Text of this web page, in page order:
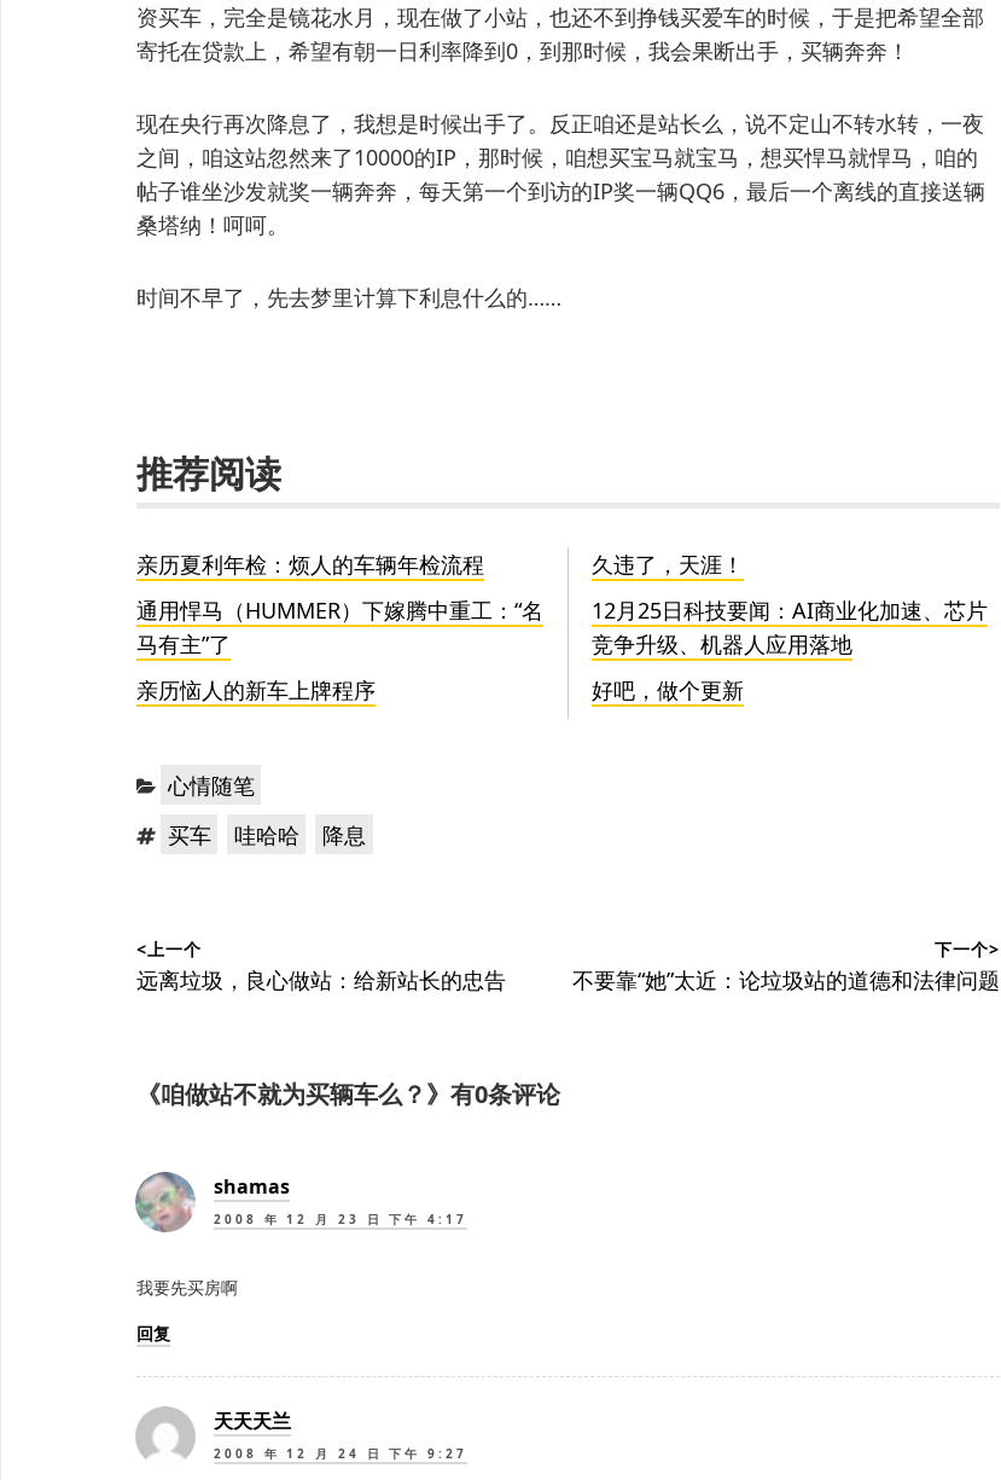
资买车，完全是镜花水月，现在做了小站，也还不到挣钱买爱车的时候，于是把希望全部
寄托在贷款上，希望有朝一日利率降到0，到那时候，我会果断出手，买辆奔奔！
现在央行再次降息了，我想是时候出手了。反正咱还是站长么，说不定山不转水转，一夜
之间，咱这站忽然来了10000的IP，那时候，咱想买宝马就宝马，想买悍马就悍马，咱的
帖子谁坐沙发就奖一辆奔奔，每天第一个到访的IP奖一辆QQ6，最后一个离线的直接送辆
桑塔纳！呵呵。
时间不早了，先去梦里计算下利息什么的……
推荐阅读
亲历夏利年检：烦人的车辆年检流程
通用悍马（HUMMER）下嫁腾中重工：“名
马有主”了
亲历恼人的新车上牌程序
久违了，天涯！
12月25日科技要闻：AI商业化加速、芯片
竞争升级、机器人应用落地
好吧，做个更新
分 心情随笔
标 买车 ，
哇哈哈 ，
降息
章
航
<上一个
上
章：
远离垃圾，良心做站：给新站长的忠告
下一个>
下
不要靠“她”太近：论垃圾站的道德和法律问题
《咱做站不就为买辆车么？》有0条评论
shamas
2008 年 12 月 23 日 下午 4:17
我要先买房啊
回复
天天天兰
2008 年 12 月 24 日 下午 9:27